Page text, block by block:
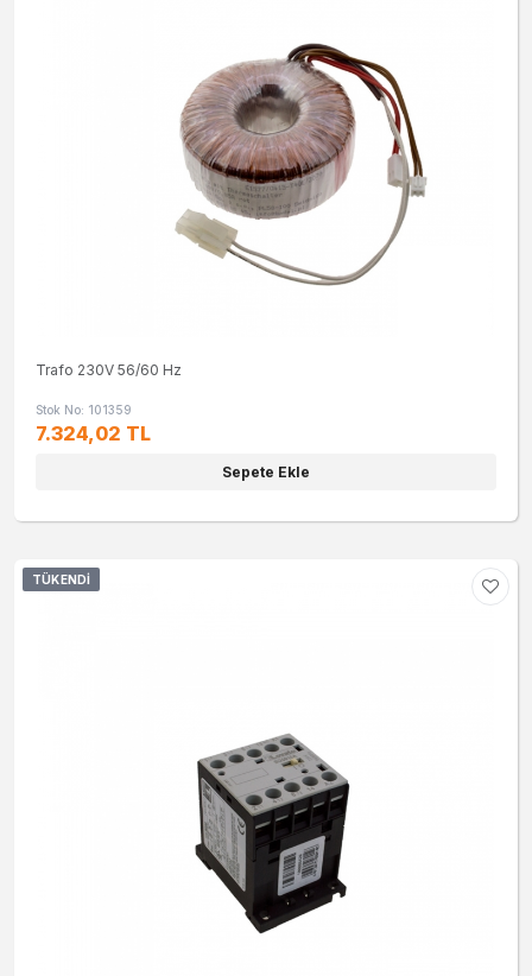
Trafo 230V 56/60 Hz
Stok No: 101359
7.324,02 TL
Sepete Ekle
TÜKENDI